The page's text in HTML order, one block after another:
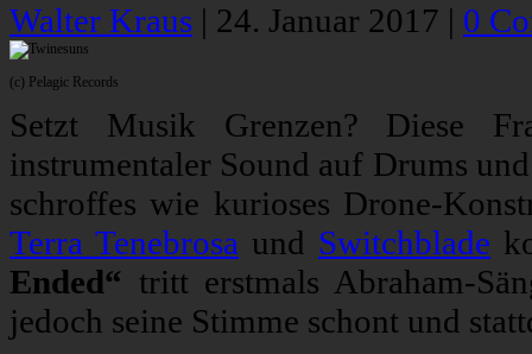
Walter Kraus | 24. Januar 2017 | 0
(c) Pelagic Records
Setzt Musik Grenzen? Diese
instrumentaler Sound auf Drums
schroffes wie kurioses Drone-
Terra Tenebrosa und Switchblade
Ended“ tritt erstmals Abraham-
jedoch seine Stimme schont und